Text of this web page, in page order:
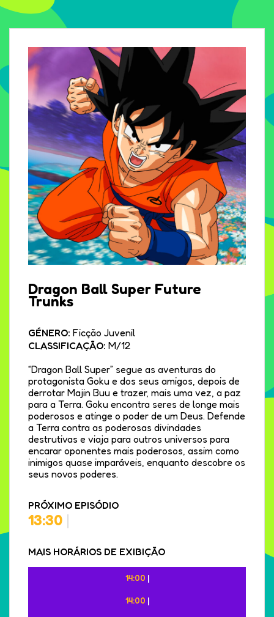
Dragon Ball Super Future
Trunks
GÉNERO: Ficção Juvenil
CLASSIFICAÇÃO: M/12
“Dragon Ball Super” segue as aventuras do
protagonista Goku e dos seus amigos, depois de
derrotar Majin Buu e trazer, mais uma vez, a paz
para a Terra. Goku encontra seres de longe mais
poderosos e atinge o poder de um Deus. Defende
a Terra contra as poderosas divindades
destrutivas e viaja para outros universos para
encarar oponentes mais poderosos, assim como
inimigos quase imparáveis, enquanto descobre os
seus novos poderes.
PRÓXIMO EPISÓDIO
13:30 |
MAIS HORÁRIOS DE EXIBIÇÃO
14:00 |
14:00 |